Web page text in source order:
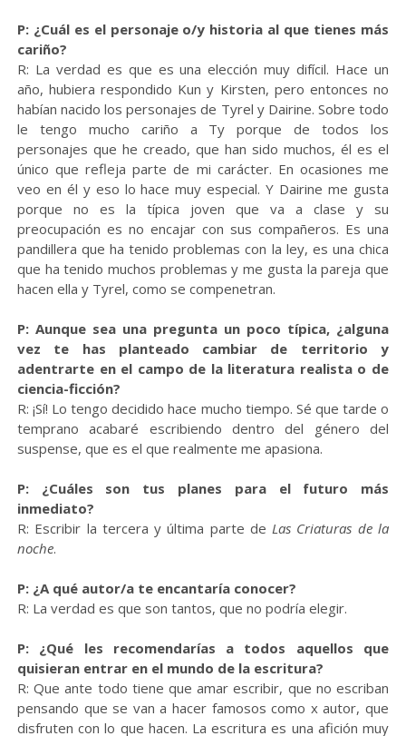
P: ¿Cuál es el personaje o/y historia al que tienes más
cariño?
R: La verdad es que es una elección muy difícil. Hace un
año, hubiera respondido Kun y Kirsten, pero entonces no
habían nacido los personajes de Tyrel y Dairine. Sobre todo
le tengo mucho cariño a Ty porque de todos los
personajes que he creado, que han sido muchos, él es el
único que refleja parte de mi carácter. En ocasiones me
veo en él y eso lo hace muy especial. Y Dairine me gusta
porque no es la típica joven que va a clase y su
preocupación es no encajar con sus compañeros. Es una
pandillera que ha tenido problemas con la ley, es una chica
que ha tenido muchos problemas y me gusta la pareja que
hacen ella y Tyrel, como se compenetran.
P: Aunque sea una pregunta un poco típica, ¿alguna
vez te has planteado cambiar de territorio y
adentrarte en el campo de la literatura realista o de
ciencia-ficción?
R: ¡Sí! Lo tengo decidido hace mucho tiempo. Sé que tarde o
temprano acabaré escribiendo dentro del género del
suspense, que es el que realmente me apasiona.
P: ¿Cuáles son tus planes para el futuro más
inmediato?
R: Escribir la tercera y última parte deLas Criaturas de la
noche.
P: ¿A qué autor/a te encantaría conocer?
R: La verdad es que son tantos, que no podría elegir.
P: ¿Qué les recomendarías a todos aquellos que
quisieran entrar en el mundo de la escritura?
R: Que ante todo tiene que amar escribir, que no escriban
pensando que se van a hacer famosos como x autor, que
disfruten con lo que hacen. La escritura es una afición muy